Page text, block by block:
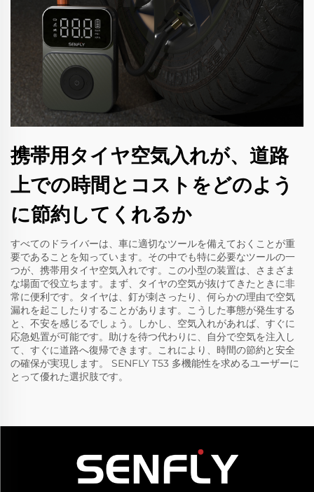
携帯用タイヤ空気入れが、道路
上での時間とコストをどのよう
に節約してくれるか
すべてのドライバーは、車に適切なツールを備えておくことが重
要であることを知っています。その中でも特に必要なツールの一
つが、携帯用タイヤ空気入れです。この小型の装置は、さまざま
な場面で役立ちます。まず、タイヤの空気が抜けてきたときに非
常に便利です。タイヤは、釘が刺さったり、何らかの理由で空気
漏れを起こしたりすることがあります。こうした事態が発生する
と、不安を感じるでしょう。しかし、空気入れがあれば、すぐに
応急処置が可能です。助けを待つ代わりに、自分で空気を注入し
て、すぐに道路へ復帰できます。これにより、時間の節約と安全
の確保が実現します。 SENFLY T53 多機能性を求めるユーザーに
とって優れた選択肢です。